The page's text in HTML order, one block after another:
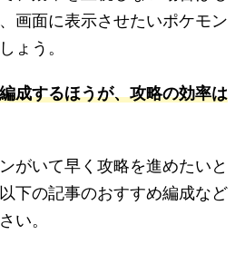
画面に表示させたいポケモン
ょう。
成するほうが、攻略の効率は
がいて早く攻略を進めたいと
下の記事のおすすめ編成など
い。